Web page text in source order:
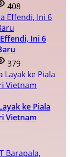
408
Ini 6
379
ke Piala
Vietnam